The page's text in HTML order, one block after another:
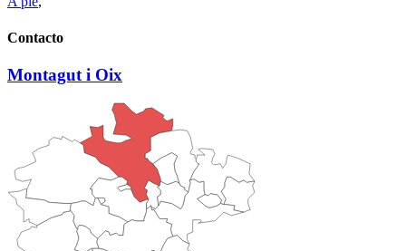
Contacto
Montagut i Oix